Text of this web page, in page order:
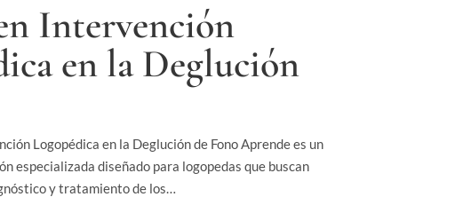
Intervención
en la Deglución
Logopédica en la Deglución de Fono Aprende es un
especializada diseñado para logopedas que buscan
y tratamiento de los…